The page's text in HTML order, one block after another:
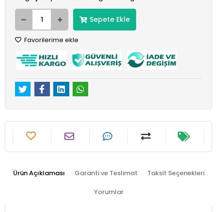
Sepete Ekle
Favorilerime ekle
Ürün Açıklaması Garanti ve Teslimat Taksit Seçenekleri
Yorumlar